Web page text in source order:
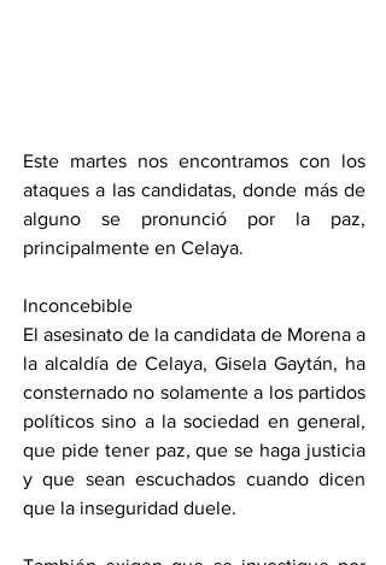
Este martes nos encontramos con los
ataques a las candidatas, donde más de
alguno se pronunció por la paz,
principalmente en Celaya.
Inconcebible
El asesinato de la candidata de Morena a
la alcaldía de Celaya, Gisela Gaytán, ha
consternado no solamente a los partidos
políticos sino a la sociedad en general,
que pide tener paz, que se haga justicia
y que sean escuchados cuando dicen
que la inseguridad duele.